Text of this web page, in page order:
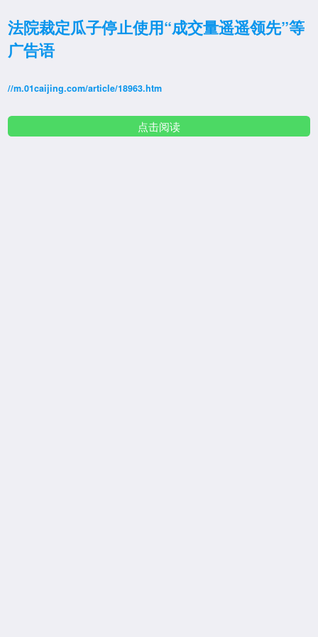
法院裁定瓜子停止使用“成交量遥遥领先”等
广告语
//m.01caijing.com/article/18963.htm
点击阅读